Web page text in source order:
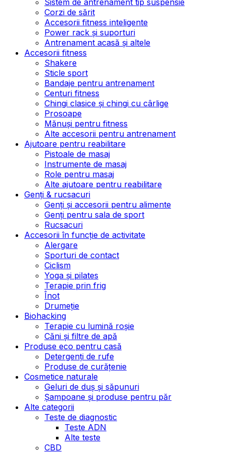
Corzi de sărit
Accesorii fitness inteligente
Power rack și suporturi
Antrenament acasă și altele
Accesorii fitness
Shakere
Sticle sport
Bandaje pentru antrenament
Centuri fitness
Chingi clasice și chingi cu cârlige
Prosoape
Mănuși pentru fitness
Alte accesorii pentru antrenament
Ajutoare pentru reabilitare
Pistoale de masaj
Instrumente de masaj
Role pentru masaj
Alte ajutoare pentru reabilitare
Genți & rucsacuri
Genți și accesorii pentru alimente
Genți pentru sala de sport
Rucsacuri
Accesorii în funcție de activitate
Alergare
Sporturi de contact
Ciclism
Yoga și pilates
Terapie prin frig
Înot
Drumeție
Biohacking
Terapie cu lumină roșie
Căni și filtre de apă
Produse eco pentru casă
Detergenți de rufe
Produse de curățenie
Cosmetice naturale
Geluri de duș și săpunuri
Șampoane și produse pentru păr
Alte categorii
Teste de diagnostic
Teste ADN
Alte teste
CBD